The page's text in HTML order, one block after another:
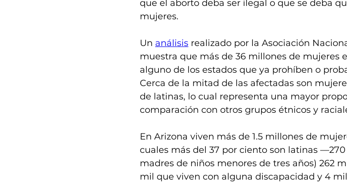
que el aborto deba ser ilegal o que se deba
mujeres.
Un análisis realizado por la Asociación
muestra que más de 36 millones de mujeres
alguno de los estados que ya prohíben o
Cerca de la mitad de las afectadas son
de latinas, lo cual representa una mayor
comparación con otros grupos étnicos y
En Arizona viven más de 1.5 millones de
cuales más del 37 por ciento son latinas
madres de niños menores de tres años) 262
mil que viven con alguna discapacidad y 4